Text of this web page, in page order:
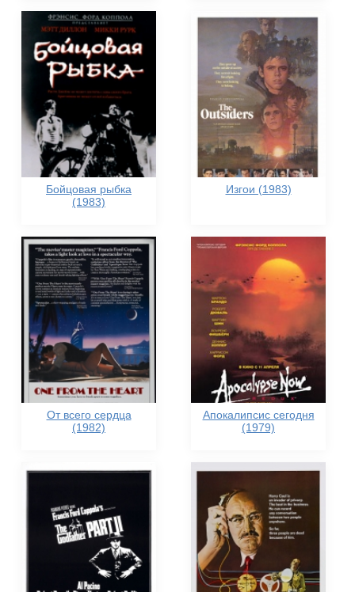
Бойцовая рыбка
(1983)
Изгои (1983)
От всего сердца
(1982)
Апокалипсис сегодня
(1979)